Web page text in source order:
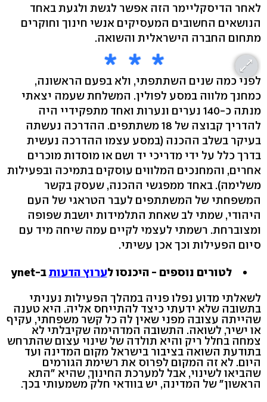
לאחר הדיסקליימר הזה אפשר לגשת ולגעת באחד
הנושאים החשובים המעסיקים אנשי חינוך וחוקרים
מתחום החברה הישראלית והשואה.
לפני כמה שנים השתתפתי, ולא בפעם הראשונה,
כמחנך מלווה במסע לפולין. המשלחת שעמה יצאתי
מנתה כ-140 נערים ונערות ואחד מתפקידיי היה
להדריך קבוצה של 18 משתתפים. ההדרכה נעשתה
בעיקר בשלב ההכנה (במסע עצמו ההדרכה נעשית
בדרך כלל על ידי מדריכי יד ושם או מוסדות מוכרים
אחרים, והמחנכים המלווים עוסקים בתמיכה ובפעילות
משלימה). באחד ממפגשי ההכנה, שעסק בקשר
המשפחתי של המשתתפים לעבר הטראגי של העם
היהודי, שמתי לב שאחת התלמידות יושבת שפופה
ומצוברחת. רשמתי לעצמי לקיים עמה שיחה מיד עם
סיום הפעילות וכך אכן עשיתי.
לטורים נוספים - היכנסו לערוץ הדעותב-ynet
לשאלתי מדוע נפלו פניה במהלך הפעילות נעניתי
בתשובה שלא ידעתי כיצד להתייחס אליה. היא טענה
שהייתה עצובה מפני שאין לה כל קשר משפחתי, עקיף
או ישיר, לשואה. התשובה המדהימה שקיבלתי לא
צמחה בחלל ריק והיא תולדה של שינוי עצום שהתרחש
בתודעת השואה בציבור בישראל מקום המדינה ועד
היום. לא זה המקום לפרוס את רשימת הגורמים
שהביאו לשינוי, אבל למערכת החינוך, שהיא "התא
הראשון" של המדינה, יש בוודאי חלק משמעותי בכך.